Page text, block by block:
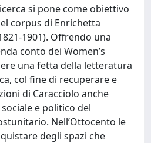
si pone come obiettivo
corpus di Enrichetta
1901). Offrendo una
conto dei Women’s
una fetta della letteratura
col fine di recuperare e
di Caracciolo anche
e politico del
Nell’Ottocento le
degli spazi che